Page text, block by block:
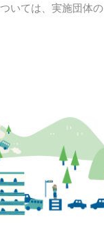
ついては、実施団体の